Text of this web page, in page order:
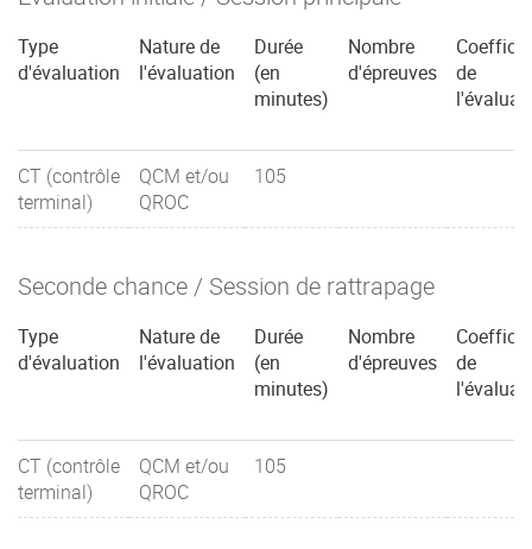
Type
d'évaluation
Nature de
l'évaluation
Durée
(en
minutes)
Nombre
d'épreuves
de
CT (contrôle
terminal)
QCM et/ou
QROC
105
Seconde chance / Session de rattrapage
Type
d'évaluation
Nature de
l'évaluation
Durée
(en
minutes)
Nombre
d'épreuves
de
CT (contrôle
terminal)
QCM et/ou
QROC
105